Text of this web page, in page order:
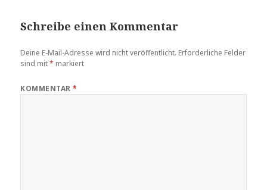
Schreibe einen Kommentar
Deine E-Mail-Adresse wird nicht veröffentlicht. Erforderliche Felder
sind mit* markiert
KOMMENTAR*